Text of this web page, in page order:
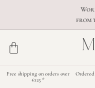
from
Free shipping on orders over
€125 *
Ordered